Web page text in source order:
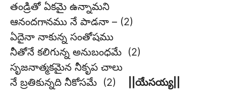
తండ్రితో ఏకమై ఉన్నామని
ఆనందగానము నే పాడనా – (2)
ఏదైనా నాకున్న సంతోషము
నీతోనే కలిగున్న అనుబంధమే (2)
సృజనాత్మకమైన నీకృప చాలు
నే బ్రతికున్నది నీకోసమే (2)
||యేసయ్య||